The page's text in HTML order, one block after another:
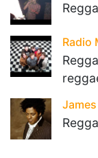
Radio